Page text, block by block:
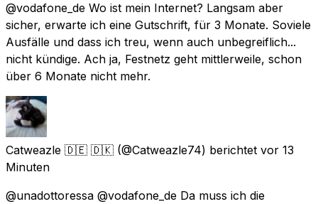
@vodafone_de Wo ist mein Internet? Langsam aber
sicher, erwarte ich eine Gutschrift, für 3 Monate. Soviele
Ausfälle und dass ich treu, wenn auch unbegreiflich...
nicht kündige. Ach ja, Festnetz geht mittlerweile, schon
über 6 Monate nicht mehr.
Catweazle 🇩🇪 🇩🇰 (@Catweazle74) berichtet vor 13
Minuten
@unadottoressa @vodafone_de Da muss ich die